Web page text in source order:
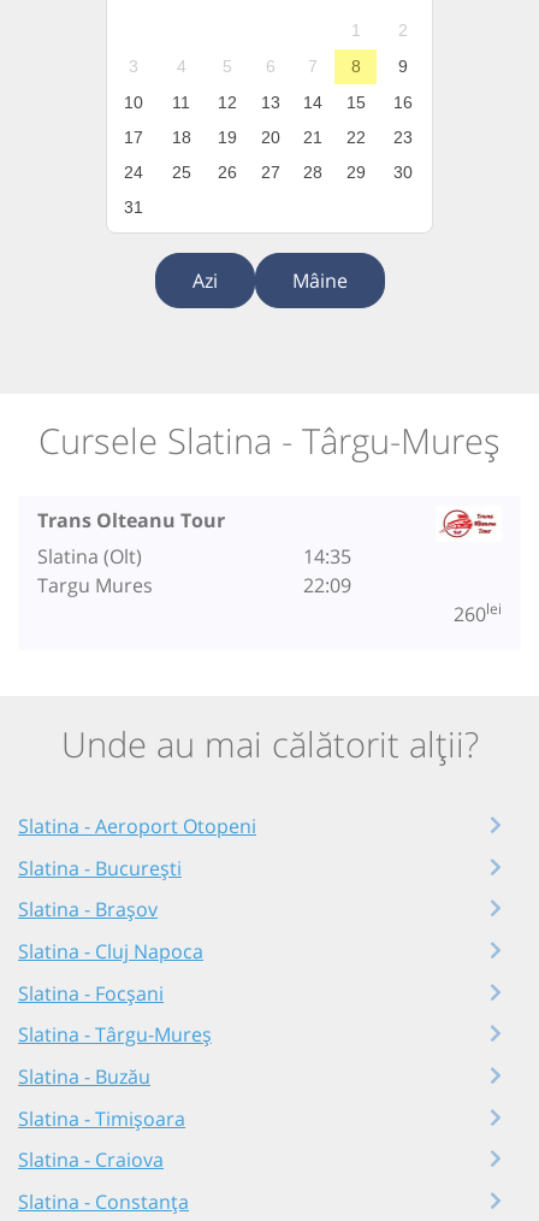
1
2
3
4 5 6 7 8
9
10
11 12 13 14 15
16
17
18 19 20 21 22
23
24
25 26 27 28 29
30
31
Azi Mâine
Cursele Slatina - Târgu-Mureș
Trans Olteanu Tour
Slatina (Olt)
Targu Mures
14:35
22:09
260lei
Unde au mai călătorit alții?
Slatina - Aeroport Otopeni
Slatina - București
Slatina - Brașov
Slatina - Cluj Napoca
Slatina - Focșani
Slatina - Târgu-Mureș
Slatina - Buzău
Slatina - Timișoara
Slatina - Craiova
Slatina - Constanța